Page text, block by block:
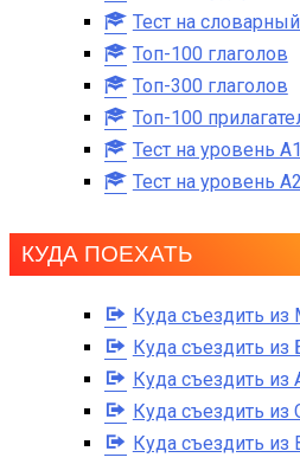
Тест на
Топ-100 глаголов
Топ-300 глаголов
Топ-100
Тест на уровень A1
Тест на уровень A2
КУДА ПОЕХАТЬ
Куда съездить
Куда съездить из
Куда съездить из
Куда съездить из
Куда съездить из